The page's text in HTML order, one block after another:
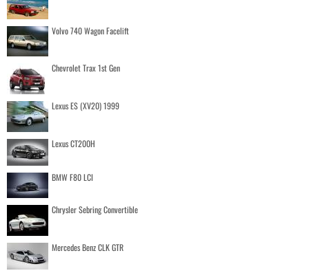
Volvo 740 Wagon Facelift
Chevrolet Trax 1st Gen
Lexus ES (XV20) 1999
Lexus CT200H
BMW F80 LCI
Chrysler Sebring Convertible
Mercedes Benz CLK GTR